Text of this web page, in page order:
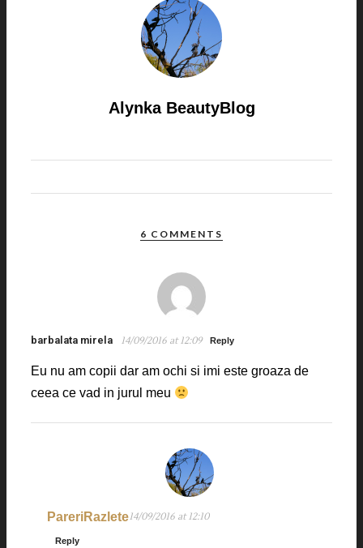
Alynka BeautyBlog
6 COMMENTS
barbalata mirela 14/09/2016 at 12:09 Reply
Eu nu am copii dar am ochi si imi este groaza de
ceea ce vad in jurul meu
PareriRazlete14/09/2016 at 12:10
Reply